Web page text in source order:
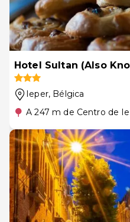
Hotel Sultan (Also
Ieper, Bélgica
A 247 m de Centro de